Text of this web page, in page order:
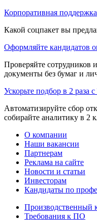
Корпоративная
Какой соцпакет вы
Оформляйте кандидатов
Проверяйте сотрудников
документы без бумаг и
Ускорьте подбор в 2 раза
Автоматизируйте сбор
собирайте аналитику в 2
О компании
Наши вакансии
Партнерам
Реклама на сайте
Новости и статьи
Инвесторам
Кандидаты по
Производственный
Требования к ПО